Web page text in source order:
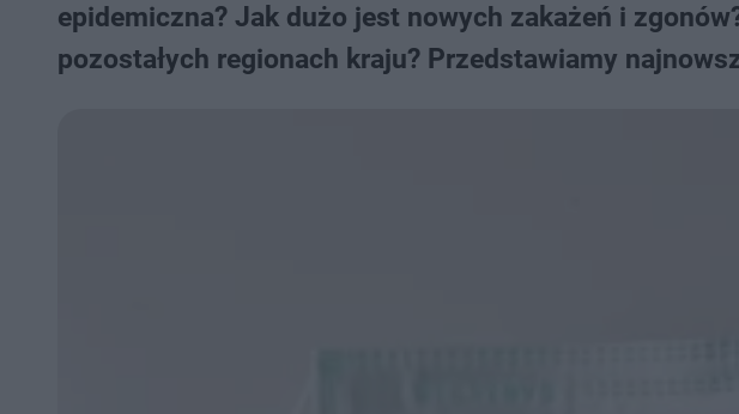
epidemiczna? Jak dużo jest nowych zakażeń i
pozostałych regionach kraju? Przedstawiamy